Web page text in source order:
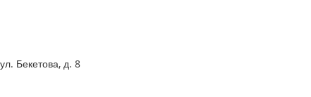
Бекетова, д. 8